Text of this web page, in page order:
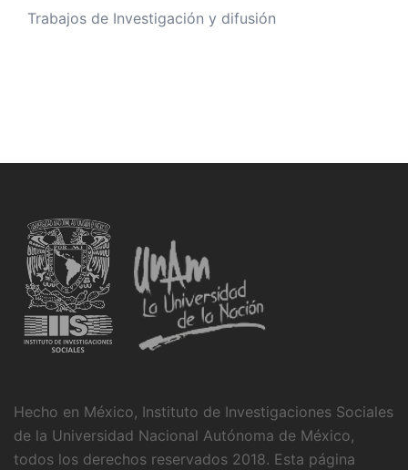
Trabajos de Investigación y difusión
Hecho en México, Instituto de Investigaciones Sociales
de la Universidad Nacional Autónoma de México,
todos los derechos reservados 2018. Esta página